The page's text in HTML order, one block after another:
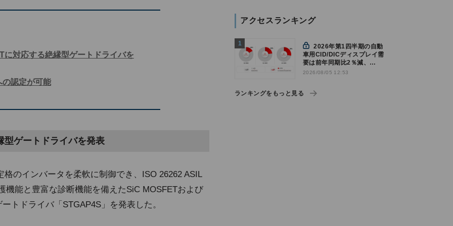
に対応する絶縁型ゲートドライバを
の認定が可能
型ゲートドライバを発表
格のインバータを柔軟に制御でき、ISO 26262 ASIL
機能と豊富な診断機能を備えたSiC MOSFETおよび
トドライバ「STGAP4S」を発表した。
アクセスランキング
2026年第1四半期の自動
車用CID/DICディスプレイ需
要は前年同期比2％減、
Counterpoint調べ
2026/08/05 12:53
ランキングをもっと見る